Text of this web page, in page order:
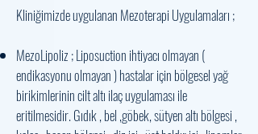
Kliniğimizde uygulanan Mezoterapi Uygulamaları ;
MezoLipoliz ; Liposuction ihtiyacı olmayan (
endikasyonu olmayan ) hastalar için bölgesel yağ
birikimlerinin cilt altı ilaç uygulaması ile
eritilmesidir. Gıdık , bel ,göbek, sütyen altı bölgesi ,